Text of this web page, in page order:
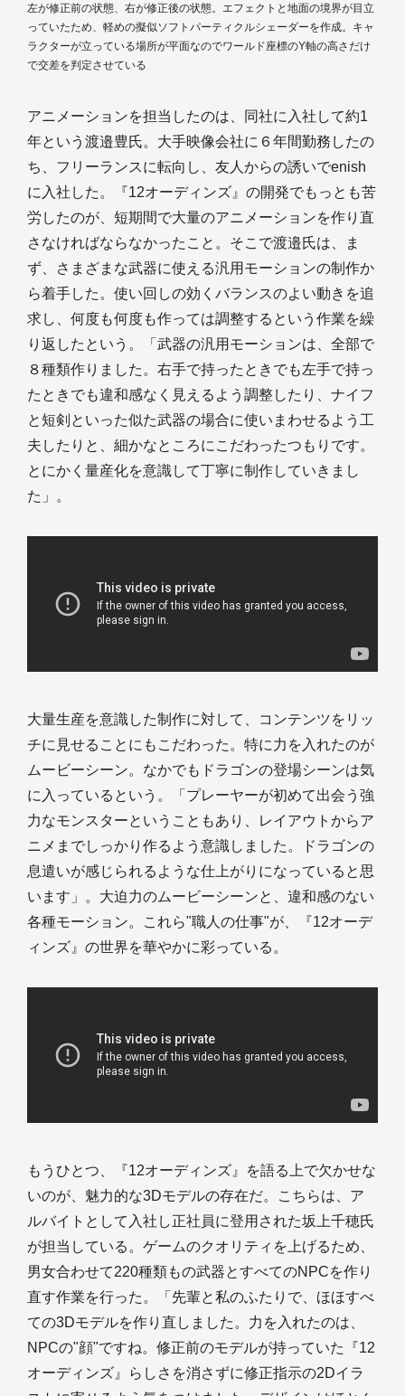
左が修正前の状態、右が修正後の状態。エフェクトと地面の境界が目立
っていたため、軽めの擬似ソフトパーティクルシェーダーを作成。キャ
ラクターが立っている場所が平面なのでワールド座標のY軸の高さだけ
で交差を判定させている
アニメーションを担当したのは、同社に入社して約1
年という渡邉豊氏。大手映像会社に６年間勤務したの
ち、フリーランスに転向し、友人からの誘いでenish
に入社した。『12オーディンズ』の開発でもっとも苦
労したのが、短期間で大量のアニメーションを作り直
さなければならなかったこと。そこで渡邉氏は、ま
ず、さまざまな武器に使える汎用モーションの制作か
ら着手した。使い回しの効くバランスのよい動きを追
求し、何度も何度も作っては調整するという作業を繰
り返したという。「武器の汎用モーションは、全部で
８種類作りました。右手で持ったときでも左手で持っ
たときでも違和感なく見えるよう調整したり、ナイフ
と短剣といった似た武器の場合に使いまわせるよう工
夫したりと、細かなところにこだわったつもりです。
とにかく量産化を意識して丁寧に制作していきまし
た」。
大量生産を意識した制作に対して、コンテンツをリッ
チに見せることにもこだわった。特に力を入れたのが
ムービーシーン。なかでもドラゴンの登場シーンは気
に入っているという。「プレーヤーが初めて出会う強
力なモンスターということもあり、レイアウトからア
ニメまでしっかり作るよう意識しました。ドラゴンの
息遣いが感じられるような仕上がりになっていると思
います」。大迫力のムービーシーンと、違和感のない
各種モーション。これら"職人の仕事"が、『12オーデ
ィンズ』の世界を華やかに彩っている。
もうひとつ、『12オーディンズ』を語る上で欠かせな
いのが、魅力的な3Dモデルの存在だ。こちらは、ア
ルバイトとして入社し正社員に登用された坂上千穂氏
が担当している。ゲームのクオリティを上げるため、
男女合わせて220種類もの武器とすべてのNPCを作り
直す作業を行った。「先輩と私のふたりで、ほほすべ
ての3Dモデルを作り直しました。力を入れたのは、
NPCの"顔"ですね。修正前のモデルが持っていた『12
オーディンズ』らしさを消さずに修正指示の2Dイラ